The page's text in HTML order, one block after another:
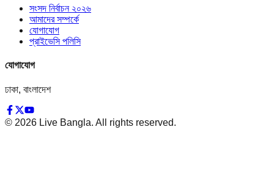
সংসদ নির্বাচন ২০২৬
আমাদের সম্পর্কে
যোগাযোগ
প্রাইভেসি পলিসি
যোগাযোগ
ঢাকা, বাংলাদেশ
© 2026 Live Bangla. All rights reserved.